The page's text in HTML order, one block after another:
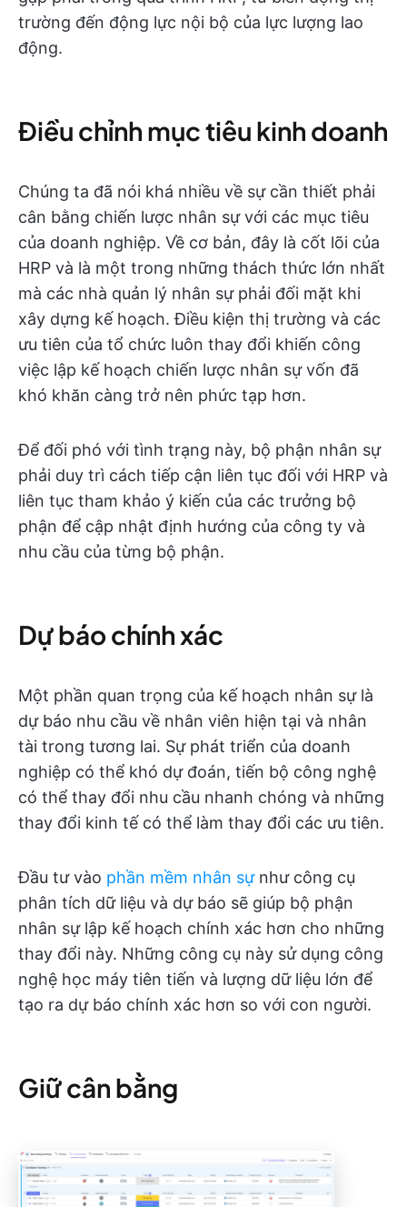
trường đến động lực nội bộ của lực lượng lao
động.
Điều chỉnh mục tiêu kinh doanh
Chúng ta đã nói khá nhiều về sự cần thiết phải
cân bằng chiến lược nhân sự với các mục tiêu
của doanh nghiệp. Về cơ bản, đây là cốt lõi của
HRP và là một trong những thách thức lớn nhất
mà các nhà quản lý nhân sự phải đối mặt khi
xây dựng kế hoạch. Điều kiện thị trường và các
ưu tiên của tổ chức luôn thay đổi khiến công
việc lập kế hoạch chiến lược nhân sự vốn đã
khó khăn càng trở nên phức tạp hơn.
Để đối phó với tình trạng này, bộ phận nhân sự
phải duy trì cách tiếp cận liên tục đối với HRP và
liên tục tham khảo ý kiến của các trưởng bộ
phận để cập nhật định hướng của công ty và
nhu cầu của từng bộ phận.
Dự báo chính xác
Một phần quan trọng của kế hoạch nhân sự là
dự báo nhu cầu về nhân viên hiện tại và nhân
tài trong tương lai. Sự phát triển của doanh
nghiệp có thể khó dự đoán, tiến bộ công nghệ
có thể thay đổi nhu cầu nhanh chóng và những
thay đổi kinh tế có thể làm thay đổi các ưu tiên.
Đầu tư vào phần mềm nhân sựnhư công cụ
phân tích dữ liệu và dự báo sẽ giúp bộ phận
nhân sự lập kế hoạch chính xác hơn cho những
thay đổi này. Những công cụ này sử dụng công
nghệ học máy tiên tiến và lượng dữ liệu lớn để
tạo ra dự báo chính xác hơn so với con người.
Giữ cân bằng